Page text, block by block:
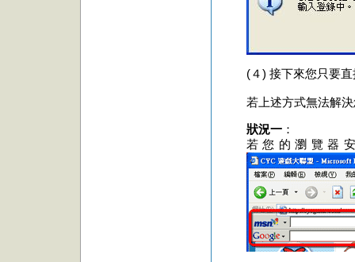
(４) 接下來您只要
若上述方式無法解
狀況一：
若您的瀏覽器